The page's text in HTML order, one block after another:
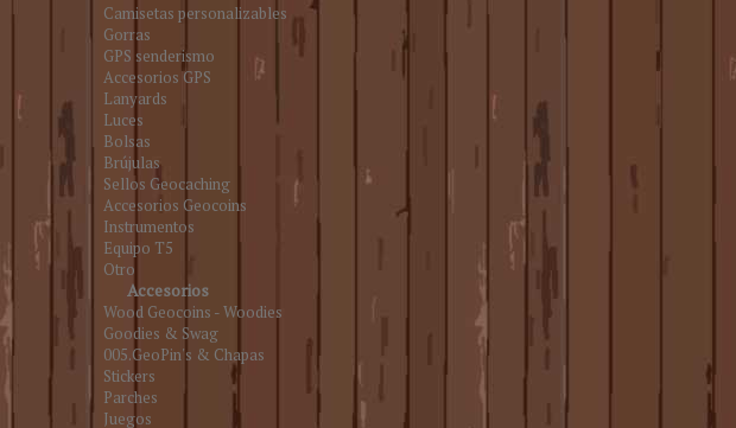
Camisetas personalizables
Gorras
GPS senderismo
Accesorios GPS
Lanyards
Luces
Bolsas
Brújulas
Sellos Geocaching
Accesorios Geocoins
Instrumentos
Equipo T5
Otro
Accesorios
Wood Geocoins - Woodies
Goodies & Swag
005.GeoPin's & Chapas
Stickers
Parches
Juegos